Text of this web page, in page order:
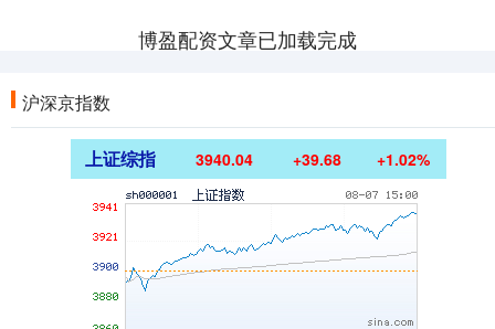
博盈配资文章已加载完成
沪深京指数
上证综指 3940.04 +39.68 +1.02%